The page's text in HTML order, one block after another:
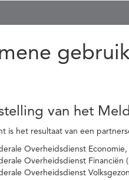
van het
is het resultaat van een
Overheidsdienst
Overheidsdienst Financiën
Overheidsdienst